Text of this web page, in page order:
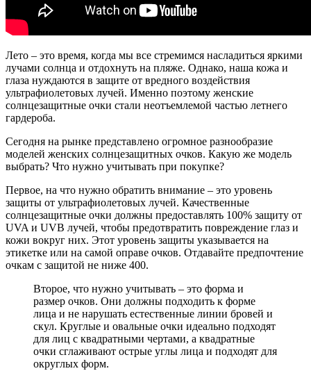
Лето – это время, когда мы все стремимся насладиться яркими
лучами солнца и отдохнуть на пляже. Однако, наша кожа и
глаза нуждаются в защите от вредного воздействия
ультрафиолетовых лучей. Именно поэтому женские
солнцезащитные очки стали неотъемлемой частью летнего
гардероба.
Сегодня на рынке представлено огромное разнообразие
моделей женских солнцезащитных очков. Какую же модель
выбрать? Что нужно учитывать при покупке?
Первое, на что нужно обратить внимание – это уровень
защиты от ультрафиолетовых лучей. Качественные
солнцезащитные очки должны предоставлять 100% защиту от
UVA и UVB лучей, чтобы предотвратить повреждение глаз и
кожи вокруг них. Этот уровень защиты указывается на
этикетке или на самой оправе очков. Отдавайте предпочтение
очкам с защитой не ниже 400.
Второе, что нужно учитывать – это форма и
размер очков. Они должны подходить к форме
лица и не нарушать естественные линии бровей и
скул. Круглые и овальные очки идеально подходят
для лиц с квадратными чертами, а квадратные
очки сглаживают острые углы лица и подходят для
округлых форм.